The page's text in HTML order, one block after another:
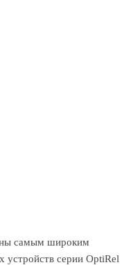
самым широким
устройств серии OptiRel